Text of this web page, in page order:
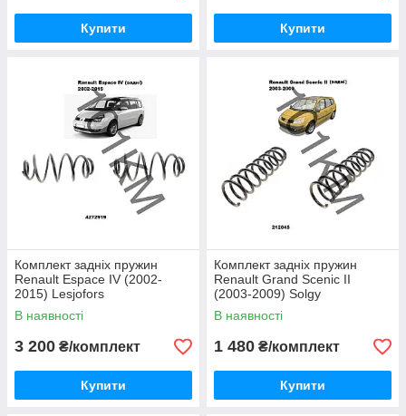
Купити Купити
Комплект задніх пружин
Renault Espace IV (2002-
2015) Lesjofors
В наявності
3 200 ₴/комплект
Купити
Комплект задніх пружин
Renault Grand Scenic II
(2003-2009) Solgy
В наявності
1 480 ₴/комплект
Купити